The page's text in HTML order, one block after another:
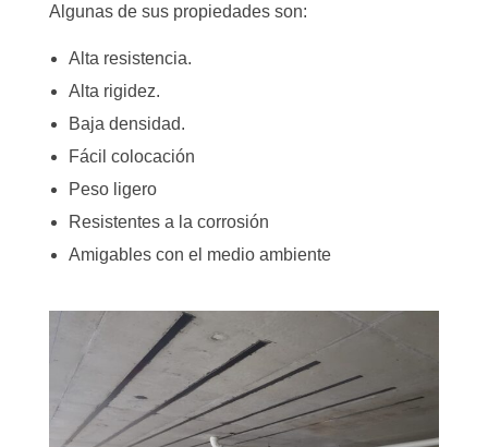
Algunas de sus propiedades son:
Alta resistencia.
Alta rigidez.
Baja densidad.
Fácil colocación
Peso ligero
Resistentes a la corrosión
Amigables con el medio ambiente